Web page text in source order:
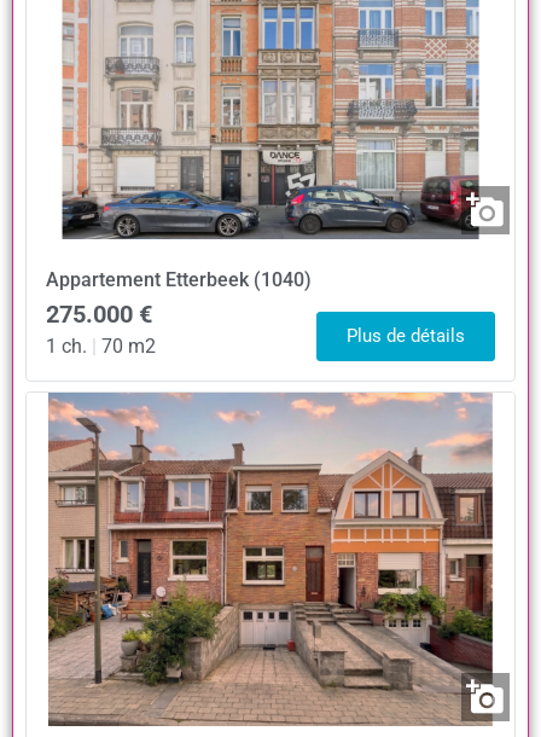
Appartement Etterbeek (1040)
275.000 €
1 ch. | 70 m2 Plus de détails